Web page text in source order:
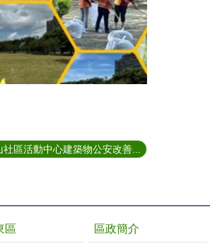
社區活動中心建築物公安改善...
區
區政簡介